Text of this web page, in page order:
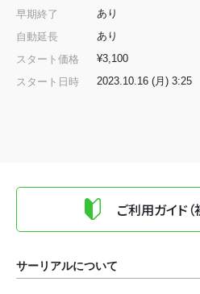
早期終了
あり
自動延長
あり
スタート価格
¥3,100
スタート日時
2023.10.16 (月) 3:25
ご利用ガイド
サーリアルについて